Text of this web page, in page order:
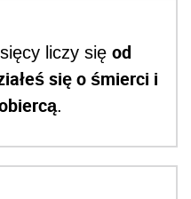
liczy się od
się o śmierci i
.